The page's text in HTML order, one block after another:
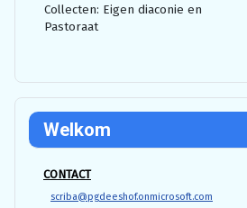
Collecten: Eigen diaconie en
Pastoraat
Welkom
CONTACT
scriba@pgdeeshof.onmicrosoft.com